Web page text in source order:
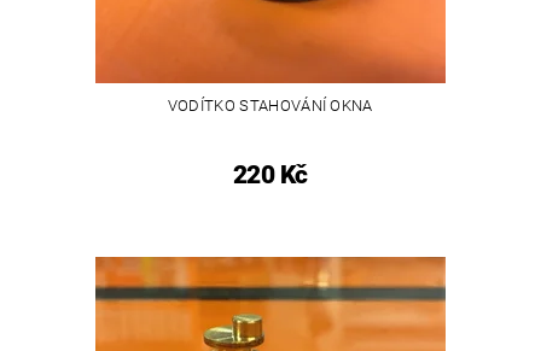
VODÍTKO STAHOVÁNÍ OKNA
220 Kč